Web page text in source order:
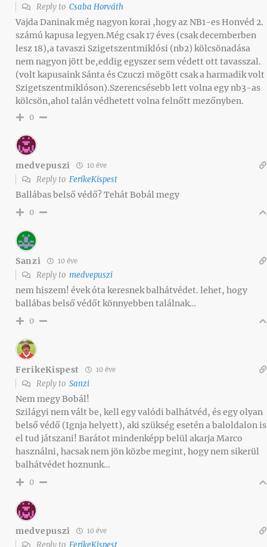
Reply to Csaba Horváth
Vajda Daninak még nagyon korai ,hogy az NB1-es Honvéd 2.
számú kapusa legyen.Még csak 17 éves (csak decemberben
lesz 18),a tavaszi Szigetszentmiklósi (nb2) kölcsönadása
nem nagyon jött be,eddig egyszer sem védett ott tavasszal.
(volt kapusaink Sánta és Czuczi mögött csak a harmadik volt
Szigetszentmiklóson).Szerencsésebb lett volna egy nb3-as
kölcsön,ahol talán védhetett volna felnőtt mezőnyben.
0
medvepuszi 10 éve
Reply to FerikeKispest
Ballábas belső védő? Tehát Bobál megy
0
Sanzi 10 éve
Reply to medvepuszi
nem hiszem! évek óta keresnek balhátvédet. lehet, hogy
ballábas belső védőt könnyebben találnak…
0
FerikeKispest 10 éve
Reply to Sanzi
Nem megy Bobál!
Szilágyi nem vált be, kell egy valódi balhátvéd, és egy olyan
belső védő (Ignja helyett), aki szükség esetén a baloldalon is
el tud játszani! Barátot mindenképp belül akarja Marco
használni, hacsak nem jön közbe megint, hogy nem sikerül
balhátvédet hoznunk…
0
medvepuszi 10 éve